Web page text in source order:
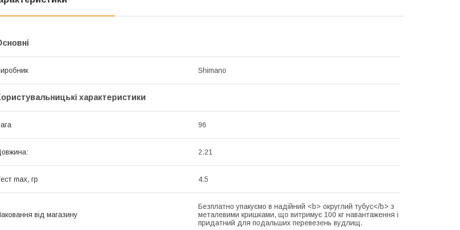
Shimano
характеристики
96
2.21
max, гр 4.5
від магазину
Безплатно упакуємо в надійний <b> округлий тубус</b> з
металевими кришками, що витримує 100 кг навантаження і
придатний для подальших перевезень вудлищ.